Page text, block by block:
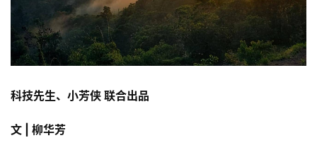
科技先生、小芳侠 联合出品
文 | 柳华芳